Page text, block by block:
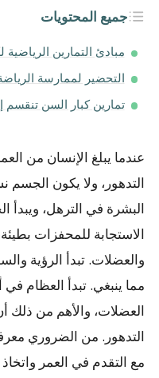
جميع المحتويات
مبادئ التمارين الرياضية
التحضير لممارسة
تمارين كبار السن تنقسم
التدهور، ولا يكون الجسم
البشرة في الترهل، ويبدأ
الاستجابة للمحفزات
والعضلات. تبدأ الرؤية
مما ينبغي. تبدأ العظام
العضلات، والأهم من ذلك
التدهور. من الضروري
مع التقدم في العمر